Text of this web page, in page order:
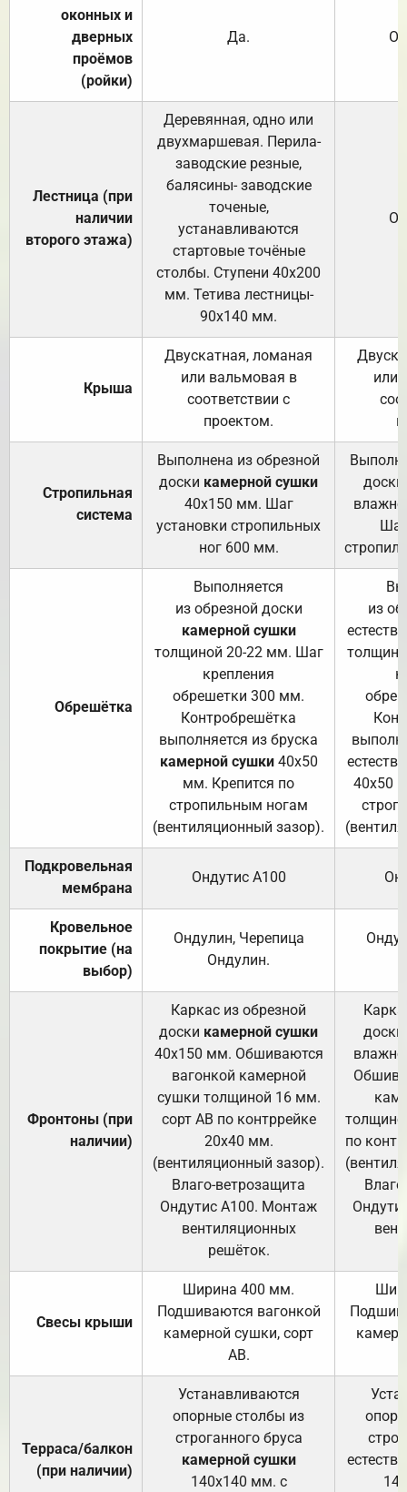
оконных и
дверных
проёмов
(ройки)
Да.
Лестница (при
наличии
второго этажа)
Деревянная, одно или
двухмаршевая. Перила-
заводские резные,
балясины- заводские
точеные,
устанавливаются
стартовые точёные
столбы. Ступени 40х200
мм. Тетива лестницы-
90х140 мм.
Крыша
Двускатная, ломаная
или вальмовая в
соответствии с
проектом.
или
Стропильная
система
Выполнена из обрезной
доски камерной сушки
40х150 мм. Шаг
установки стропильных
ног 600 мм.
доски
Обрешётка
Выполняется
из обрезной доски
камерной сушки
толщиной 20-22 мм. Шаг
крепления
обрешетки 300 мм.
Контробрешётка
выполняется из бруска
камерной сушки40х50
мм. Крепится по
стропильным ногам
(вентиляционный зазор).
из
40х50
Подкровельная
мембрана
Ондутис А100
Кровельное
покрытие (на
выбор)
Ондулин, Черепица
Ондулин.
Фронтоны (при
наличии)
Каркас из обрезной
доски камерной сушки
40х150 мм. Обшиваются
вагонкой камерной
сушки толщиной 16 мм.
сорт АВ по контррейке
20х40 мм.
(вентиляционный зазор).
Влаго-ветрозащита
Ондутис А100. Монтаж
вентиляционных
решёток.
доски
по
Свесы крыши
Ширина 400 мм.
Подшиваются вагонкой
камерной сушки, сорт
АВ.
Терраса/балкон
(при наличии)
Устанавливаются
опорные столбы из
строганного бруса
камерной сушки
140х140 мм. с